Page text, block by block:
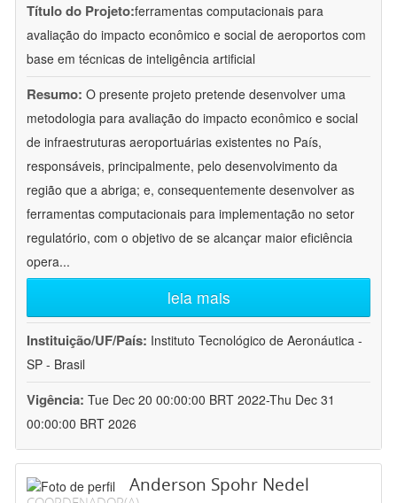
Título do Projeto:ferramentas computacionais para
avaliação do impacto econômico e social de aeroportos com
base em técnicas de inteligência artificial
Resumo: O presente projeto pretende desenvolver uma
metodologia para avaliação do impacto econômico e social
de infraestruturas aeroportuárias existentes no País,
responsáveis, principalmente, pelo desenvolvimento da
região que a abriga; e, consequentemente desenvolver as
ferramentas computacionais para implementação no setor
regulatório, com o objetivo de se alcançar maior eficiência
opera...
leia mais
Instituição/UF/País: Instituto Tecnológico de Aeronáutica -
SP - Brasil
Vigência: Tue Dec 20 00:00:00 BRT 2022-Thu Dec 31
00:00:00 BRT 2026
Anderson Spohr Nedel